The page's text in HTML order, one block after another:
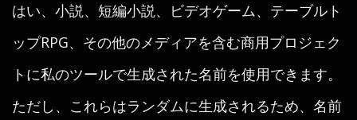
はい、小説、短編小説、ビデオゲーム、テーブルト
ップRPG、その他のメディアを含む商用プロジェク
トに私のツールで生成された名前を使用できます。
ただし、これらはランダムに生成されるため、名前